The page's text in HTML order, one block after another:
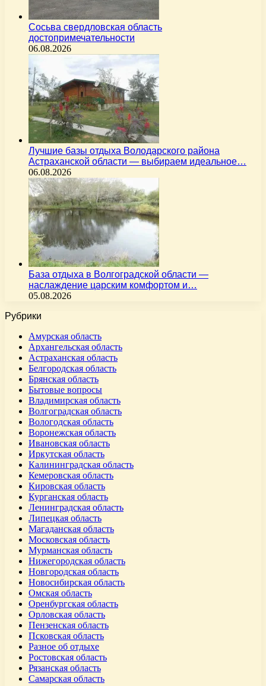
Сосьва свердловская область
достопримечательности
06.08.2026
Лучшие базы отдыха Володарского района
Астраханской области — выбираем идеальное…
06.08.2026
База отдыха в Волгоградской области —
наслаждение царским комфортом и…
05.08.2026
Рубрики
Амурская область
Архангельская область
Астраханская область
Белгородская область
Брянская область
Бытовые вопросы
Владимирская область
Волгоградская область
Вологодская область
Воронежская область
Ивановская область
Иркутская область
Калининградская область
Кемеровская область
Кировская область
Курганская область
Ленинградская область
Липецкая область
Магаданская область
Московская область
Мурманская область
Нижегородская область
Новгородская область
Новосибирская область
Омская область
Оренбургская область
Орловская область
Пензенская область
Псковская область
Разное об отдыхе
Ростовская область
Рязанская область
Самарская область